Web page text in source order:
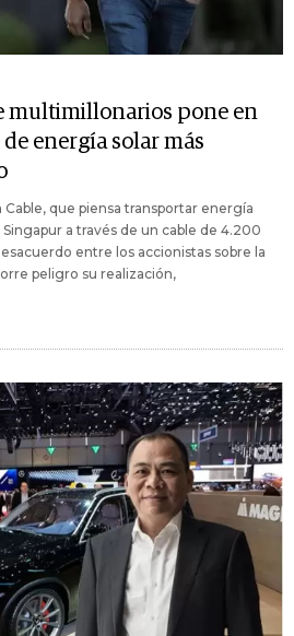
multimillonarios pone en
energía solar más
Cable, que piensa transportar energía
a través de un cable de 4.200
entre los accionistas sobre la
peligro su realización,